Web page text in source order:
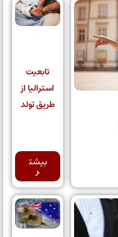
تابعیت
استرالیا از
طریق تولد
بیشت
ر